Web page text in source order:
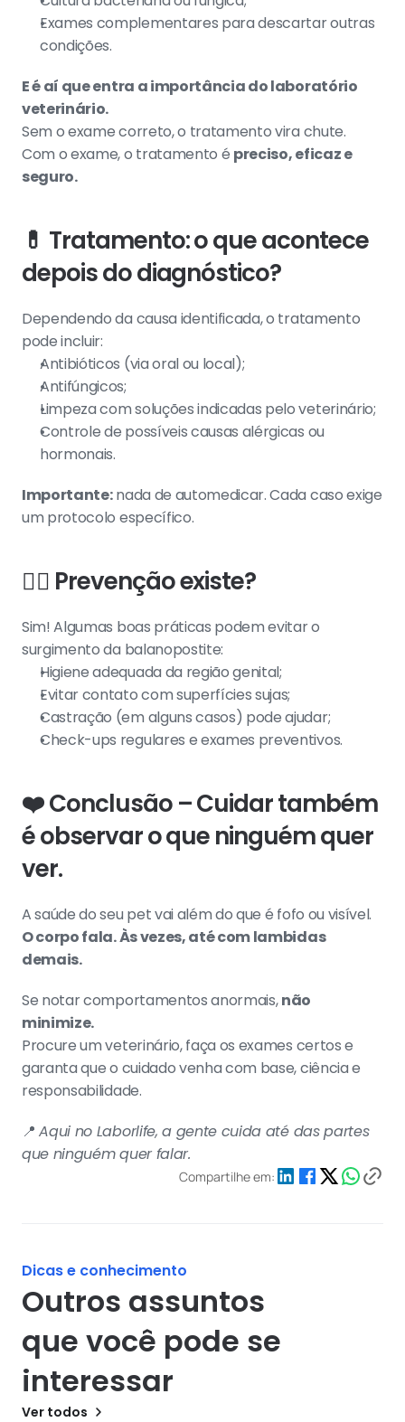
Exames complementares para descartar outras
condições.
E é aí que entra a importância do laboratório
veterinário.
Sem o exame correto, o tratamento vira chute.
Com o exame, o tratamento é preciso, eficaz e
seguro.
💊 Tratamento: o que acontece
depois do diagnóstico?
Dependendo da causa identificada, o tratamento
pode incluir:
Antibióticos (via oral ou local);
Antifúngicos;
Limpeza com soluções indicadas pelo veterinário;
Controle de possíveis causas alérgicas ou
hormonais.
Importante: nada de automedicar. Cada caso exige
um protocolo específico.
👨‍⚕️ Prevenção existe?
Sim! Algumas boas práticas podem evitar o
surgimento da balanopostite:
Higiene adequada da região genital;
Evitar contato com superfícies sujas;
Castração (em alguns casos) pode ajudar;
Check-ups regulares e exames preventivos.
❤️ Conclusão – Cuidar também
é observar o que ninguém quer
ver.
A saúde do seu pet vai além do que é fofo ou visível.
O corpo fala. Às vezes, até com lambidas
demais.
Se notar comportamentos anormais, não
minimize.
Procure um veterinário, faça os exames certos e
garanta que o cuidado venha com base, ciência e
responsabilidade.
📍 Aqui no Laborlife, a gente cuida até das partes
que ninguém quer falar.
Compartilhe em:
Dicas e conhecimento
Outros assuntos
que você pode se
interessar
Ver todos